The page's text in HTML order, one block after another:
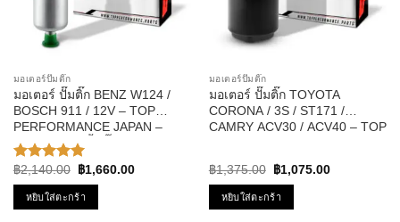
มอเตอร์ปั๊มติ๊ก
มอเตอร์ ปั๊มติ๊ก BENZ W124 /
BOSCH 911 / 12V – TOP
PERFORMANCE JAPAN –
TPFB-301 – ปั้มติ๊ก ในถัง เบนซ์
บอส นอกถัง
ให้คะแนน
5.00ตั้งแต่
1-5
คะแนน
฿2,140.00
Original
price
was:
฿2,140.00.
฿1,660.00Current
หยิบใส่ตะกร้า
มอเตอร์ปั๊มติ๊ก
มอเตอร์ ปั๊มติ๊ก TOYOTA
CORONA / 3S / ST171 /
CAMRY ACV30 / ACV40 – TOP
฿1,375.00
Original
price
was:
฿1,375.00.
฿1,075.00Current
หยิบใส่ตะกร้า